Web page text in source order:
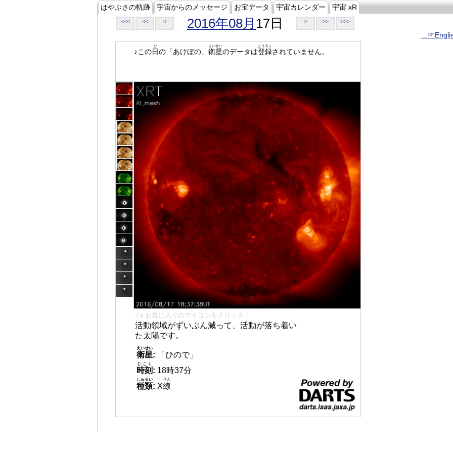
はやぶさの軌跡 宇宙からのメッセージ お宝データ 宇宙カレンダー 宇宙 xR
<<< << < 2016年08月 17日 > >> >>>
♪この日
ひ
の「あけぼの」 衛星
えいせい
のデータは登録
とうろく
されていません。
👈 お気に入りのアイコンをクリック！
活動領域がずいぶん減って、活動が落ち着い
た太陽です。
衛星
えいせい
:
「ひので」
時刻
じこく
: 18時37分
種類
しゅるい
: X線
せん